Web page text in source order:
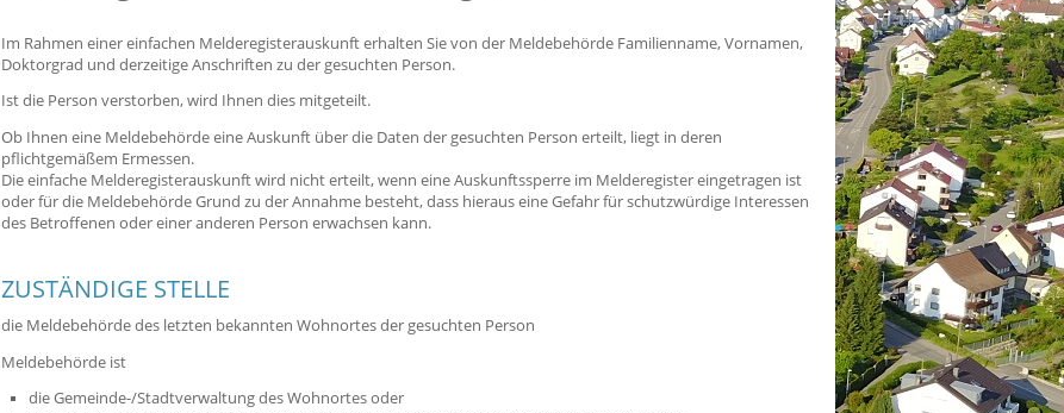
Im Rahmen einer einfachen Melderegisterauskunft erhalten Sie von der Meldebehörde Familienname, Vornamen,
Doktorgrad und derzeitige Anschriften zu der gesuchten Person.
Ist die Person verstorben, wird Ihnen dies mitgeteilt.
Ob Ihnen eine Meldebehörde eine Auskunft über die Daten der gesuchten Person erteilt, liegt in deren
pflichtgemäßem Ermessen.
Die einfache Melderegisterauskunft wird nicht erteilt, wenn eine Auskunftssperre im Melderegister eingetragen ist
oder für die Meldebehörde Grund zu der Annahme besteht, dass hieraus eine Gefahr für schutzwürdige Interessen
des Betroffenen oder einer anderen Person erwachsen kann.
ZUSTÄNDIGE STELLE
die Meldebehörde des letzten bekannten Wohnortes der gesuchten Person
Meldebehörde ist
die Gemeinde-/Stadtverwaltung des Wohnortes oder